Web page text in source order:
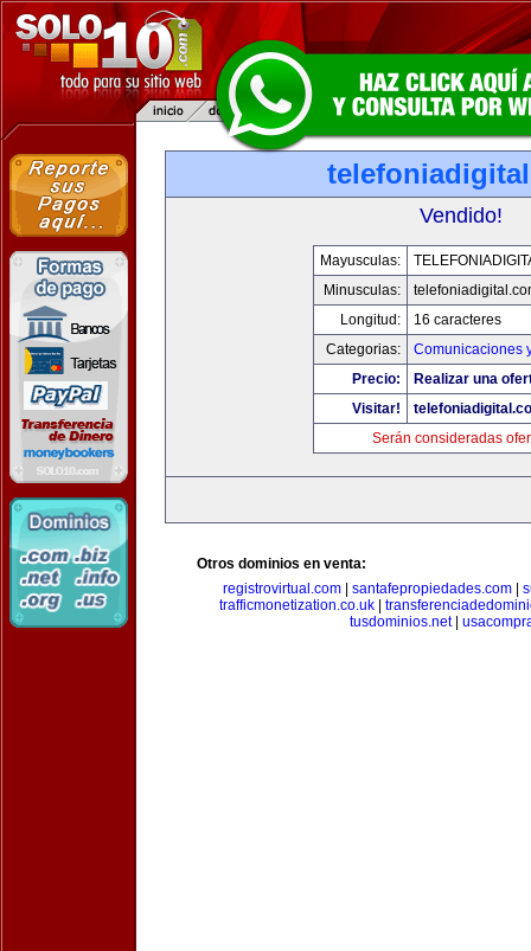
Vendido!
Mayusculas:
Minusculas:
Longitud:
16 caracteres
Categorias:
Comunicaciones
Precio:
Realizar una
Visitar!
Serán consideradas
Otros dominios en venta:
registrovirtual.com
santafepropiedades.com
trafficmonetization.co.uk
tusdominios.net|